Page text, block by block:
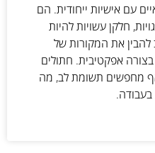
עם אישיות ייחודית. הם
חלקן עשויות להיות
את המקורות של
אפקטיבית. חתולים
אף מחפשים תשומת לב, מה
בעבודה.